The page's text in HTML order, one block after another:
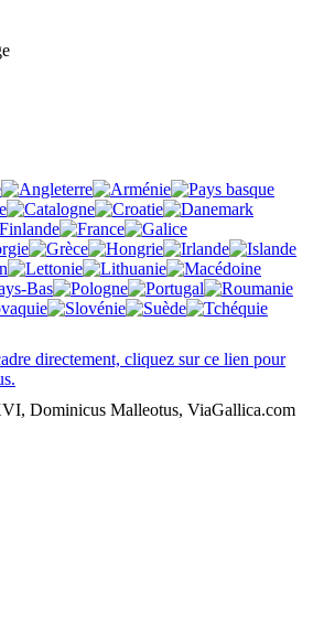
directement, cliquez sur ce lien pour
Dominicus Malleotus, ViaGallica.com